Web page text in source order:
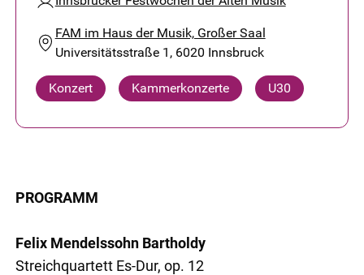
FAM im Haus der Musik, Großer Saal
Universitätsstraße 1, 6020 Innsbruck
Konzert Kammerkonzerte U30
PROGRAMM
Felix Mendelssohn Bartholdy
Streichquartett Es-Dur, op. 12